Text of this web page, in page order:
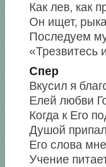
Как лев, как
Он ищет,
Последуем
«Трезвитесь
Спер
Вкусил я
Елей любви
Когда к Его
Душой
Его слова
Учение